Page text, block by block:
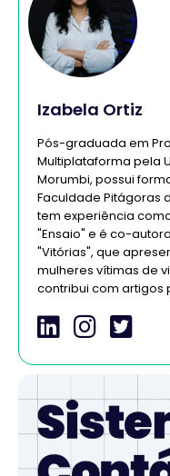
Izabela Ortiz
Pós-graduada em
Multiplataforma pela
Morumbi, possui
Faculdade Pitágoras
tem experiência
"Ensaio" e é co-
"Vitórias", que
mulheres vítimas de
contribui com artigos